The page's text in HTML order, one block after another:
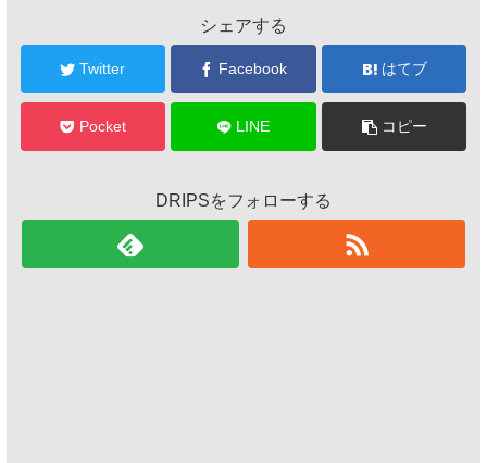
シェアする
Twitter Facebook はてブ
Pocket LINE コピー
DRIPSをフォローする